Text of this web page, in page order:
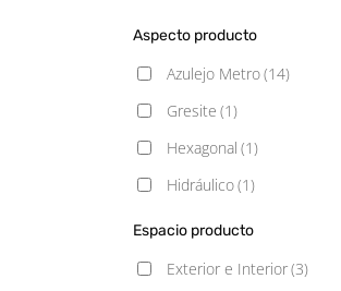
Aspecto producto
Azulejo Metro(14)
Gresite (1)
Hexagonal (1)
Hidráulico(1)
Liso
Mármol
Espacio producto
Exterior e Interior(3)